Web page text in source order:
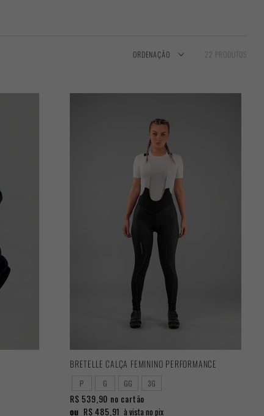
ORDENAÇÃO 22 PRODUTOS
BRETELLE CALÇA FEMININO PERFORMANCE
P G GG 3G
R$ 539,90 no cartão
ou R$ 485,91 à vista no pix